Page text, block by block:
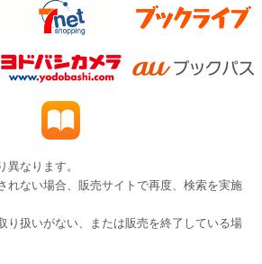
なります。
れない場合、販売サイトで再度、検索を実施
り扱いがない、または販売を終了している場